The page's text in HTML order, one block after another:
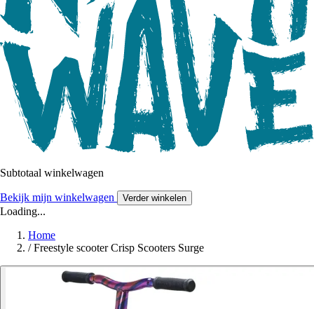
Subtotaal winkelwagen
Bekijk mijn winkelwagen Verder winkelen
Loading...
Home
/ Freestyle scooter Crisp Scooters Surge